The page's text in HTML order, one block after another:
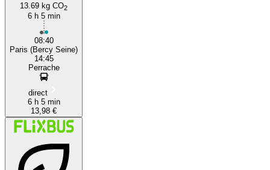
13.69 kg CO2
6 h 5 min
08:40
Paris (Bercy Seine)
14:45
Perrache
direct
6 h 5 min
13,98 €